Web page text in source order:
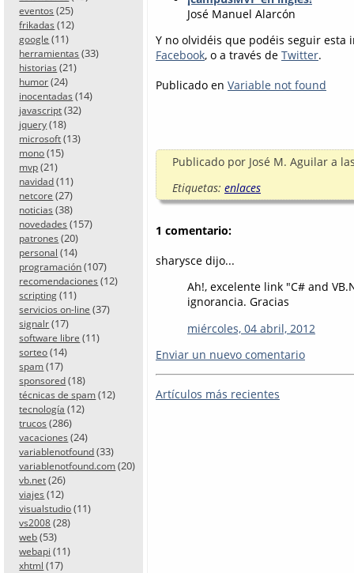
eventos (25)
frikadas (12)
google (11)
herramientas (33)
historias (21)
humor (24)
inocentadas (14)
javascript (32)
jquery (18)
microsoft (13)
mono (15)
mvp (21)
navidad (11)
netcore (27)
noticias (38)
novedades (157)
patrones (20)
personal (14)
programación (107)
recomendaciones (12)
scripting (11)
servicios on-line (37)
signalr (17)
software libre (11)
sorteo (14)
spam (17)
sponsored (18)
técnicas de spam (12)
tecnología (12)
trucos (286)
vacaciones (24)
variablenotfound (33)
variablenotfound.com (20)
vb.net (26)
viajes (12)
visualstudio (11)
vs2008 (28)
web (53)
webapi (11)
xhtml (17)
José Manuel Alarcón
Y no olvidéis que podéis seguir
Facebook, o a través de Twitter.
Publicado en Variable not found
Publicado por José M. Aguilar a
Etiquetas: enlaces
1 comentario:
sharysce dijo...
Ah!, excelente link "C# and
ignorancia. Gracias
miércoles, 04 abril, 2012
Enviar un nuevo comentario
Artículos más recientes